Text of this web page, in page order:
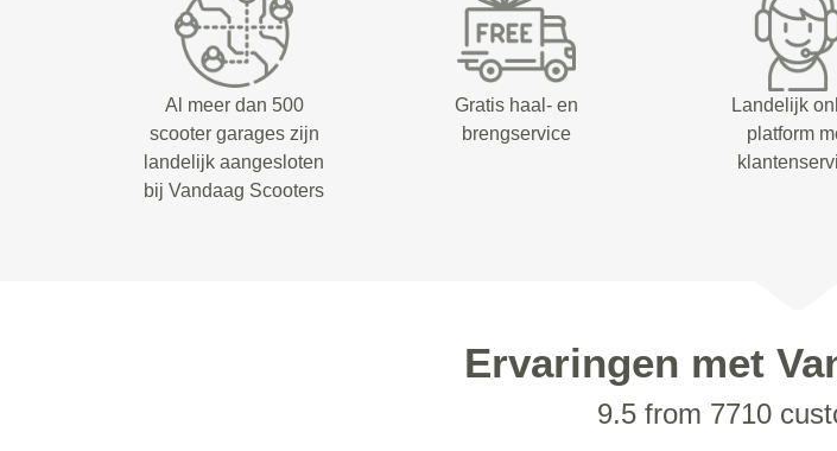
Al meer dan 500
scooter garages zijn
landelijk aangesloten
bij Vandaag Scooters
Gratis haal- en
brengservice
Landelijk
platform
Ervaringen met
9.5 from 7710